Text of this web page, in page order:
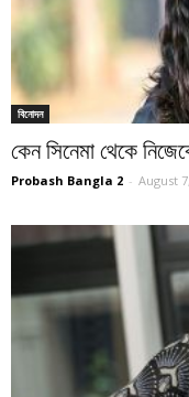
বিনোদন
কেন সিনেমা থেকে
Probash Bangla 2 - August